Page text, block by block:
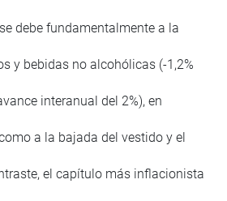
debe fundamentalmente a la
y bebidas no alcohólicas (-1,2%
interanual del 2%), en
a la bajada del vestido y el
el capítulo más inflacionista